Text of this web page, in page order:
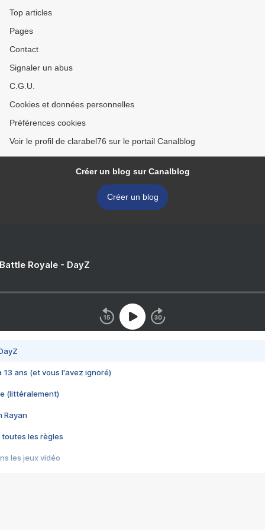
Top articles
Pages
Contact
Signaler un abus
C.G.U.
Cookies et données personnelles
Préférences cookies
Voir le profil de clarabel76 sur le portail Canalblog
Créer un blog sur Canalblog
Créer un blog
Royale - DayZ
13 ans (et vous l'avez ignoré)
(littéralement)
Rayan
toutes les règles
les jeux vidéo